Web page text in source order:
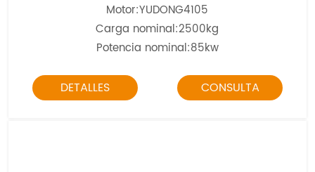
Motor:YUDONG4105
Carga nominal:2500kg
Potencia nominal:85kw
DETALLES CONSULTA